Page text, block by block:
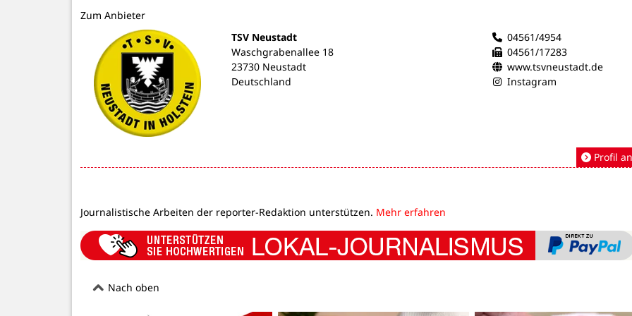
Zum Anbieter
TSV Neustadt
Waschgrabenallee 18
23730 Neustadt
Deutschland
04561/4954
04561/17283
www.tsvneustadt.de
Instagram
Profil
Journalistische Arbeiten der reporter-Redaktion unterstützen. Mehr erfahren
Nach oben